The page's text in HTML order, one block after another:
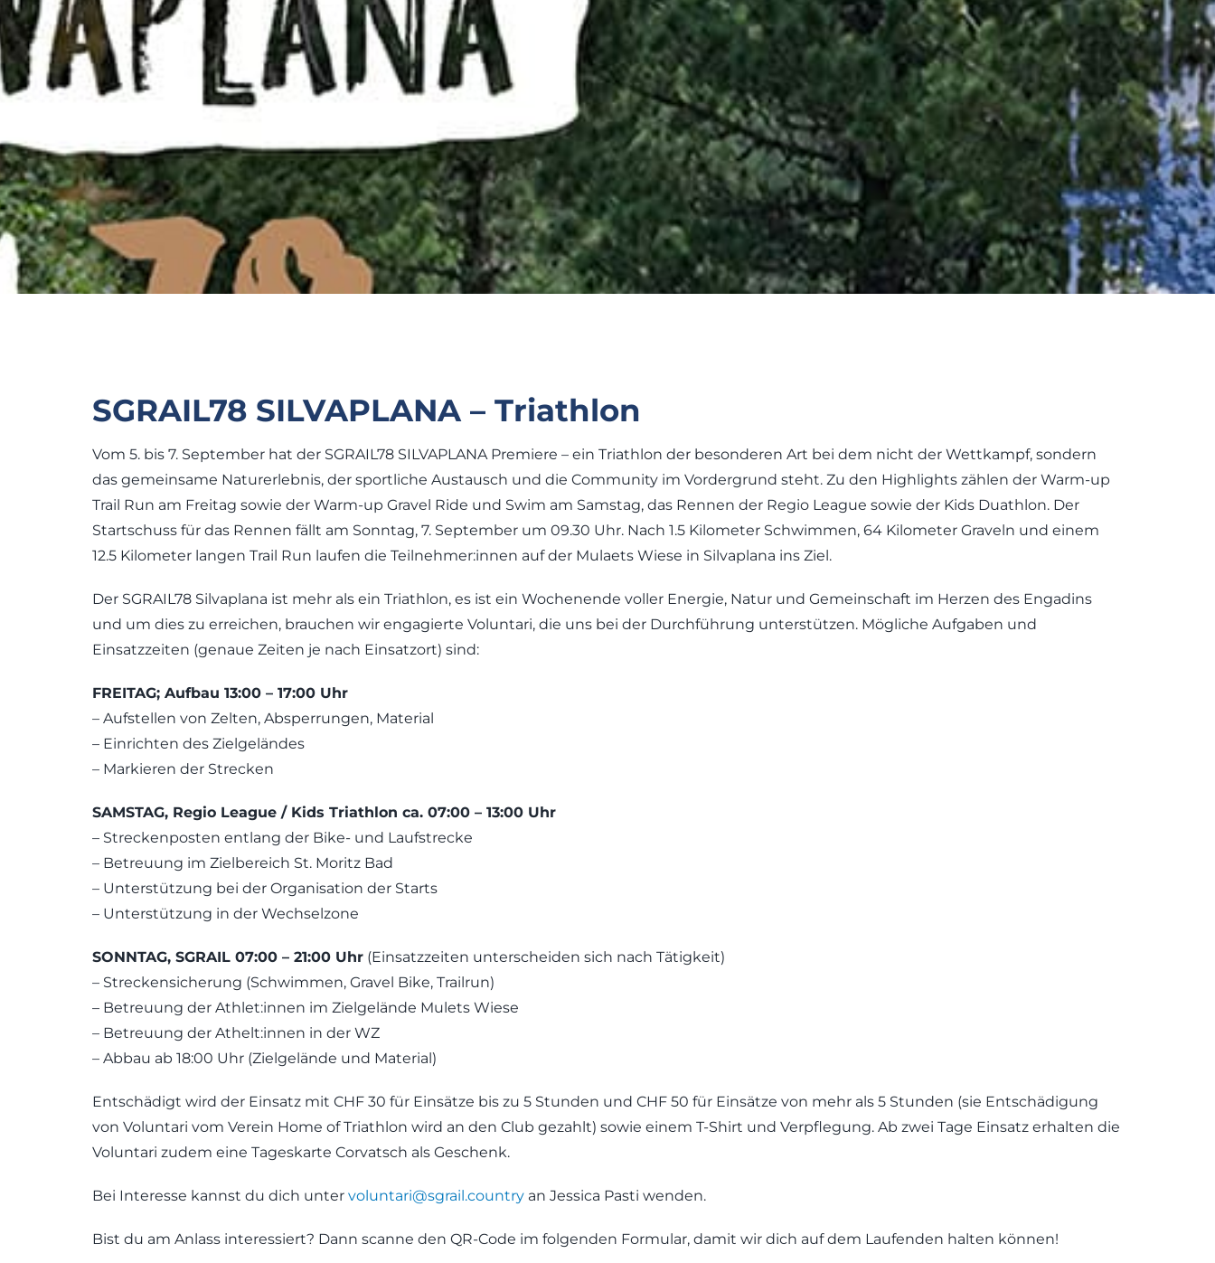
SGRAIL78 SILVAPLANA – Triathlon
Vom 5. bis 7. September hat der SGRAIL78 SILVAPLANA Premiere – ein Triathlon der besonderen Art bei dem nicht der Wettkampf, sondern
das gemeinsame Naturerlebnis, der sportliche Austausch und die Community im Vordergrund steht. Zu den Highlights zählen der Warm-up
Trail Run am Freitag sowie der Warm-up Gravel Ride und Swim am Samstag, das Rennen der Regio League sowie der Kids Duathlon. Der
Startschuss für das Rennen fällt am Sonntag, 7. September um 09.30 Uhr. Nach 1.5 Kilometer Schwimmen, 64 Kilometer Graveln und einem
12.5 Kilometer langen Trail Run laufen die Teilnehmer:innen auf der Mulaets Wiese in Silvaplana ins Ziel.
Der SGRAIL78 Silvaplana ist mehr als ein Triathlon, es ist ein Wochenende voller Energie, Natur und Gemeinschaft im Herzen des Engadins
und um dies zu erreichen, brauchen wir engagierte Voluntari, die uns bei der Durchführung unterstützen. Mögliche Aufgaben und
Einsatzzeiten (genaue Zeiten je nach Einsatzort) sind:
FREITAG; Aufbau 13:00 – 17:00 Uhr
– Aufstellen von Zelten, Absperrungen, Material
– Einrichten des Zielgeländes
– Markieren der Strecken
SAMSTAG, Regio League / Kids Triathlon ca. 07:00 – 13:00 Uhr
– Streckenposten entlang der Bike- und Laufstrecke
– Betreuung im Zielbereich St. Moritz Bad
– Unterstützung bei der Organisation der Starts
– Unterstützung in der Wechselzone
SONNTAG, SGRAIL 07:00 – 21:00 Uhr(Einsatzzeiten unterscheiden sich nach Tätigkeit)
– Streckensicherung (Schwimmen, Gravel Bike, Trailrun)
– Betreuung der Athlet:innen im Zielgelände Mulets Wiese
– Betreuung der Athelt:innen in der WZ
– Abbau ab 18:00 Uhr (Zielgelände und Material)
Entschädigt wird der Einsatz mit CHF 30 für Einsätze bis zu 5 Stunden und CHF 50 für Einsätze von mehr als 5 Stunden (sie Entschädigung
von Voluntari vom Verein Home of Triathlon wird an den Club gezahlt) sowie einem T-Shirt und Verpflegung. Ab zwei Tage Einsatz erhalten die
Voluntari zudem eine Tageskarte Corvatsch als Geschenk.
Bei Interesse kannst du dich unter voluntari@sgrail.countryan Jessica Pasti wenden.
Bist du am Anlass interessiert? Dann scanne den QR-Code im folgenden Formular, damit wir dich auf dem Laufenden halten können!